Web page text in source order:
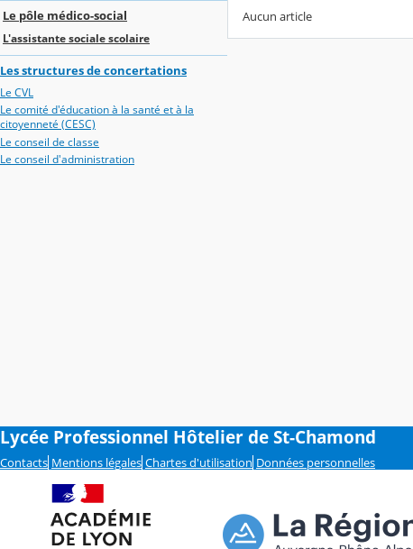
Le pôle médico-social
L'assistante sociale scolaire
Les structures de concertations
Le CVL
Le comité d'éducation à la santé et à la
citoyenneté (CESC)
Le conseil de classe
Le conseil d'administration
Aucun article
Lycée Professionnel Hôtelier de St-Chamond
Contacts Mentions légales Chartes d'utilisation Données personnelles